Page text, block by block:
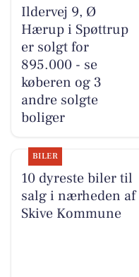
Ildervej 9, Ø
Hærup i Spøttrup
er solgt for
895.000 - se
køberen og 3
andre solgte
boliger
BILER
10 dyreste biler til
salg i nærheden af
Skive Kommune